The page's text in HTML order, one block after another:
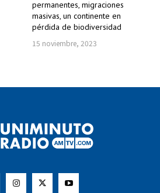
permanentes, migraciones
masivas, un continente en
pérdida de biodiversidad
15 noviembre, 2023